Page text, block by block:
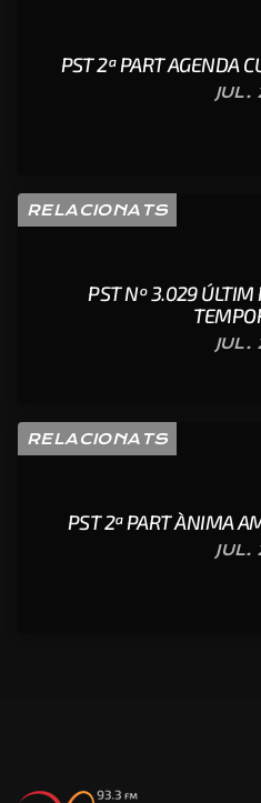
PST 2ª PART AGENDA
JUL.
RELACIONATS
PST Nº 3.029 ÚLTIM
JUL.
RELACIONATS
PST 2ª PART ÀNIMA
JUL.